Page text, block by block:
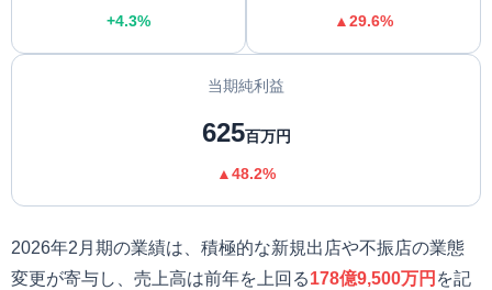
+4.3% ▲29.6%
当期純利益
625百万円
▲48.2%
2026年2月期の業績は、積極的な新規出店や不振店の業態
変更が寄与し、売上高は前年を上回る178億9,500万円 を記